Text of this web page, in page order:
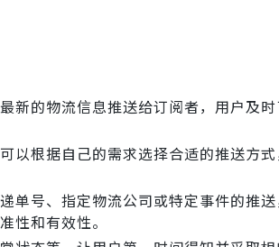
新的物流信息推送给订阅者，用户及
以根据自己的需求选择合适的推送方式
号、指定物流公司或特定事件的推送
性和有效性。